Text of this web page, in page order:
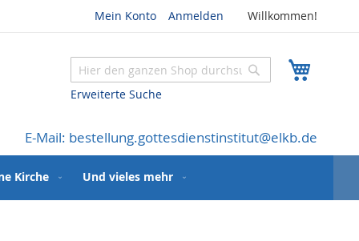
Mein Konto Anmelden Willkommen!
Suche
Erweiterte Suche
Suche
E-Mail: bestellung.gottesdienstinstitut@elkb.de
Kirche Und vieles mehr